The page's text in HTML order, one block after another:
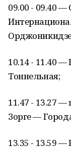
09.00 - 09.40 —
10.14 - 11.40
Тоннельная;
11.47 - 13.27
Зорге —
13.35 - 13.59